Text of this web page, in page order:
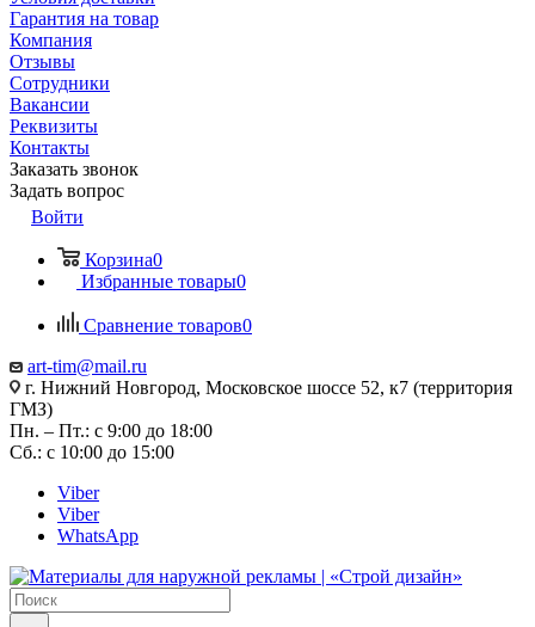
Гарантия на товар
Компания
Отзывы
Сотрудники
Вакансии
Реквизиты
Контакты
Заказать звонок
Задать вопрос
Войти
Корзина0
Избранные товары0
Сравнение товаров0
art-tim@mail.ru
г. Нижний Новгород, Московское шоссе 52, к7 (территория
ГМЗ)
Пн. – Пт.: с 9:00 до 18:00
Сб.: с 10:00 до 15:00
Viber
Viber
WhatsApp